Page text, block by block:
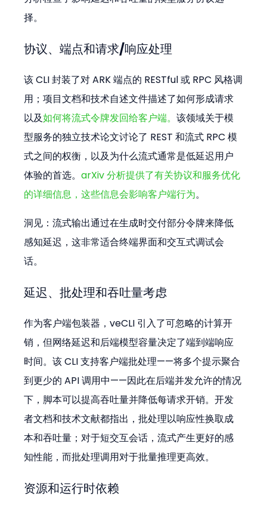
择。
协议、端点和请求/响应处理
该 CLI 封装了对 ARK 端点的 RESTful 或 RPC 风格调
用；项目文档和技术自述文件描述了如何形成请求
以及如何将流式令牌发回给客户端。该领域关于模
型服务的独立技术论文讨论了 REST 和流式 RPC 模
式之间的权衡，以及为什么流式通常是低延迟用户
体验的首选。arXiv 分析提供了有关协议和服务优化
的详细信息，这些信息会影响客户端行为。
洞见：流式输出通过在生成时交付部分令牌来降低
感知延迟，这非常适合终端界面和交互式调试会
话。
延迟、批处理和吞吐量考虑
作为客户端包装器，veCLI 引入了可忽略的计算开
销，但网络延迟和后端模型容量决定了端到端响应
时间。该 CLI 支持客户端批处理——将多个提示聚合
到更少的 API 调用中——因此在后端并发允许的情况
下，脚本可以提高吞吐量并降低每请求开销。开发
者文档和技术文献都指出，批处理以响应性换取成
本和吞吐量；对于短交互会话，流式产生更好的感
知性能，而批处理调用对于批量推理更高效。
资源和运行时依赖